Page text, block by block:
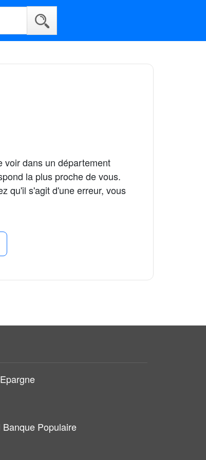
voir dans un département
la plus proche de vous.
qu'il s'agit d'une erreur, vous
Populaire